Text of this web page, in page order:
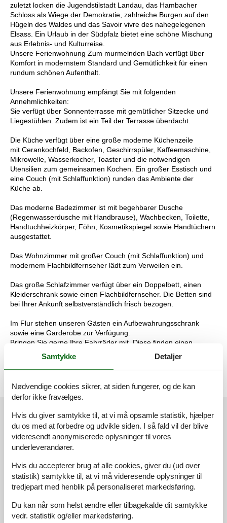
zuletzt locken die Jugendstilstadt Landau, das Hambacher
Schloss als Wiege der Demokratie, zahlreiche Burgen auf den
Hügeln des Waldes und das Savoir vivre des nahegelegenen
Elsass. Ein Urlaub in der Südpfalz bietet eine schöne Mischung
aus Erlebnis- und Kulturreise.
Unsere Ferienwohnung Zum murmelnden Bach verfügt über
Komfort in modernstem Standard und Gemütlichkeit für einen
rundum schönen Aufenthalt.
Unsere Ferienwohnung empfängt Sie mit folgenden
Annehmlichkeiten:
Sie verfügt über Sonnenterrasse mit gemütlicher Sitzecke und
Liegestühlen. Zudem ist ein Teil der Terrasse überdacht.
Die Küche verfügt über eine große moderne Küchenzeile
mit Cerankochfeld, Backofen, Geschirrspüler, Kaffeemaschine,
Mikrowelle, Wasserkocher, Toaster und die notwendigen
Utensilien zum gemeinsamen Kochen. Ein großer Esstisch und
eine Couch (mit Schlaffunktion) runden das Ambiente der
Küche ab.
Das moderne Badezimmer ist mit begehbarer Dusche
(Regenwasserdusche mit Handbrause), Wachbecken, Toilette,
Handtuchheizkörper, Föhn, Kosmetikspiegel sowie Handtüchern
ausgestattet.
Das Wohnzimmer mit großer Couch (mit Schlaffunktion) und
modernem Flachbildfernseher lädt zum Verweilen ein.
Das große Schlafzimmer verfügt über ein Doppelbett, einen
Kleiderschrank sowie einen Flachbildfernseher. Die Betten sind
bei Ihrer Ankunft selbstverständlich frisch bezogen.
Im Flur stehen unseren Gästen ein Aufbewahrungsschrank
sowie eine Garderobe zur Verfügung.
Bringen Sie gerne Ihre Fahrräder mit. Diese finden einen
sicheren Platz zum Unterstellen. Ein Parkplatz für das Auto ist
selbstverständlich ebenfalls vorhanden.
Eksterne anmeldelser
Vores gæsteanmeldelserEksterne anmeldelser
4,9
Beliggenhed:
Samtykke Detaljer
Nødvendige cookies sikrer, at siden fungerer, og de kan
derfor ikke fravælges.
Hvis du giver samtykke til, at vi må opsamle statistik, hjælper
du os med at forbedre og udvikle siden. I så fald vil der blive
videresendt anonymiserede oplysninger til vores
underleverandører.
Hvis du accepterer brug af alle cookies, giver du (ud over
statistik) samtykke til, at vi må videresende oplysninger til
tredjepart med henblik på personaliseret markedsføring.
Du kan når som helst ændre eller tilbagekalde dit samtykke
vedr. statistik og/eller markedsføring.